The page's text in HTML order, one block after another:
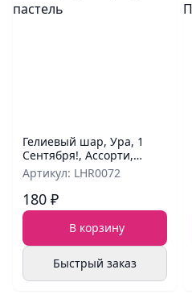
Гелиевый шар, Ура, 1
Сентября!, Ассорти,
пастель
Артикул: LHR0072
180 ₽
В корзину
Быстрый заказ